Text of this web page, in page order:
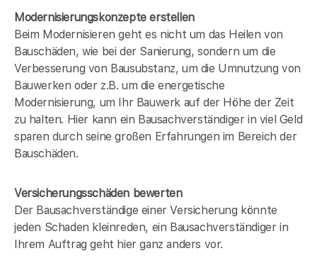
Modernisierungskonzepte erstellen
Beim Modernisieren geht es nicht um das Heilen von
Bauschäden, wie bei der Sanierung, sondern um die
Verbesserung von Bausubstanz, um die Umnutzung von
Bauwerken oder z.B. um die energetische
Modernisierung, um Ihr Bauwerk auf der Höhe der Zeit
zu halten. Hier kann ein Bausachverständiger in viel Geld
sparen durch seine großen Erfahrungen im Bereich der
Bauschäden.
Versicherungsschäden bewerten
Der Bausachverständige einer Versicherung könnte
jeden Schaden kleinreden, ein Bausachverständiger in
Ihrem Auftrag geht hier ganz anders vor.